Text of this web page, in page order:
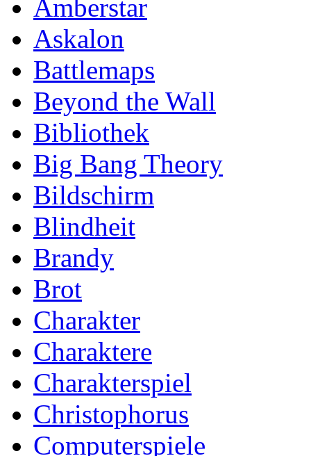
Amberstar
Askalon
Battlemaps
Beyond the Wall
Bibliothek
Big Bang Theory
Bildschirm
Blindheit
Brandy
Brot
Charakter
Charaktere
Charakterspiel
Christophorus
Computerspiele